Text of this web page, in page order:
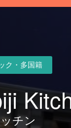
ク・多国籍
チン